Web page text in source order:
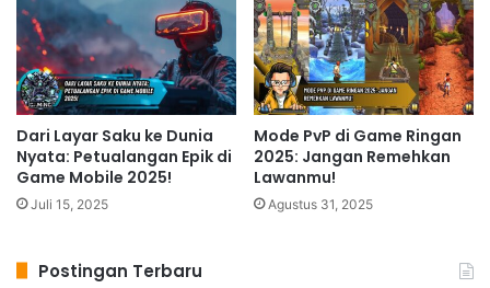
Dari Layar Saku ke Dunia
Nyata: Petualangan Epik di
Game Mobile 2025!
Juli 15, 2025
Mode PvP di Game Ringan
2025: Jangan Remehkan
Lawanmu!
Agustus 31, 2025
Postingan Terbaru